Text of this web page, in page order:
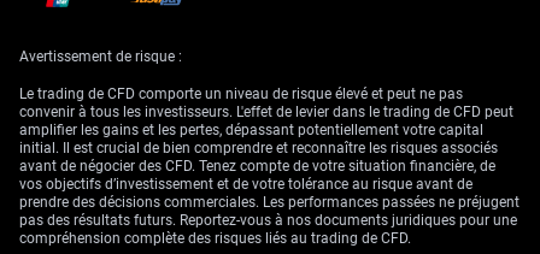
divergence sectorielle
Alors que la publication cruciale du PCE d’inflation de mai est attendue,
nous anticipons un pic de volatilité. Il est possible de se positionner sur
ce mouvement attendu en achetant des straddles à la monnaie sur les
principales paires, comme l’EUR/USD. Tout écart significatif des chiffres
PCE par rapport au consensus d’une hausse annuelle de 2,7% devrait
déclencher un mouvement marqué, rendant une stratégie axée sur la
Avertissement de risque :
Le trading de CFD comporte un niveau de risque élevé et peut ne pas
convenir à tous les investisseurs. L'effet de levier dans le trading de CFD peut
amplifier les gains et les pertes, dépassant potentiellement votre capital
initial. Il est crucial de bien comprendre et reconnaître les risques associés
avant de négocier des CFD. Tenez compte de votre situation financière, de
vos objectifs d’investissement et de votre tolérance au risque avant de
prendre des décisions commerciales. Les performances passées ne préjugent
pas des résultats futurs. Reportez-vous à nos documents juridiques pour une
compréhension complète des risques liés au trading de CFD.